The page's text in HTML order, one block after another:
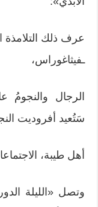
عرف ذلك التلامذة
ـفيثاغوراس،
الرجال والنجومُ
سَتُعيد أفروديت
أهل طيبة،
وتصل «الليلة